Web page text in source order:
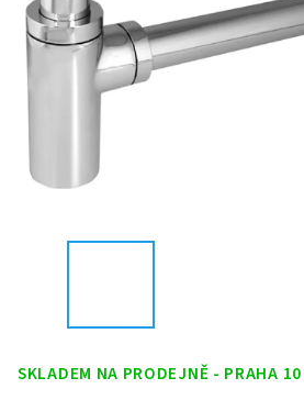
SKLADEM NA PRODEJNĚ - PRAHA 10